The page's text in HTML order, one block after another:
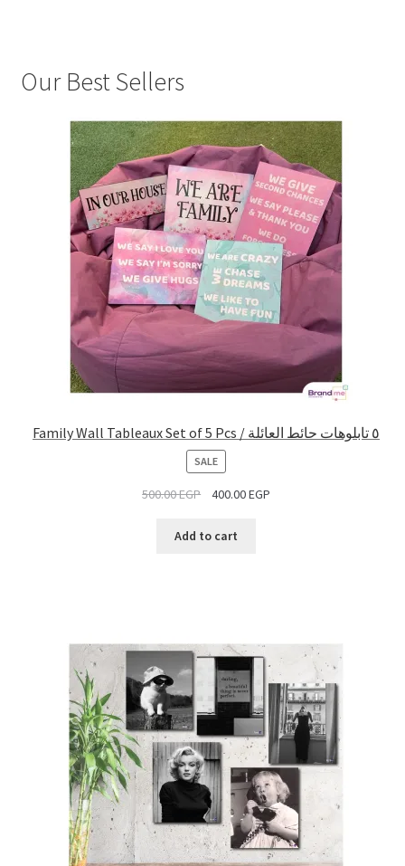
Our Best Sellers
Family Wall Tableaux Set of 5 Pcs / ٥ تابلوهات حائط العائلة
SALEPRODUCT
ON
SALE
500.00EGP 400.00EGP
Add to cart